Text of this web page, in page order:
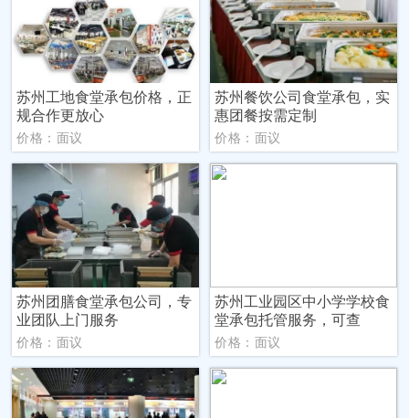
苏州工地食堂承包价格，正
规合作更放心
价格：面议
苏州餐饮公司食堂承包，实
惠团餐按需定制
价格：面议
苏州团膳食堂承包公司，专
业团队上门服务
价格：面议
苏州工业园区中小学学校食
堂承包托管服务，可查
价格：面议